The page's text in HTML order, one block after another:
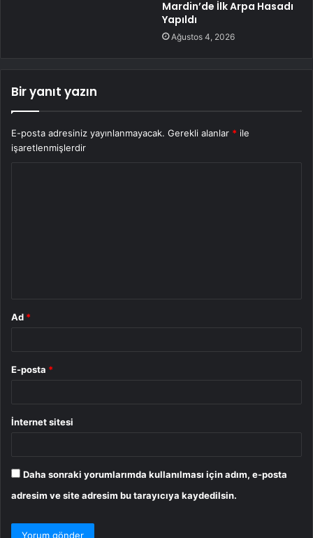
Mardin’de İlk Arpa Hasadı
Yapıldı
Ağustos 4, 2026
Bir yanıt yazın
E-posta adresiniz yayınlanmayacak. Gerekli alanlar * ile
işaretlenmişlerdir
Ad *
E-posta *
İnternet sitesi
Daha sonraki yorumlarımda kullanılması için adım, e-posta
adresim ve site adresim bu tarayıcıya kaydedilsin.